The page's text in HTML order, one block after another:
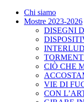
Chi siamo
Mostre 2023-2026
DISEGNI
CIÒ CHE
VIE DI
CON